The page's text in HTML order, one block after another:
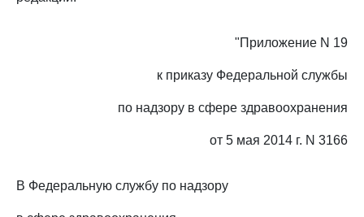
"Приложение N 19
к приказу Федеральной службы
по надзору в сфере здравоохранения
от 5 мая 2014 г. N 3166
В Федеральную службу по надзору